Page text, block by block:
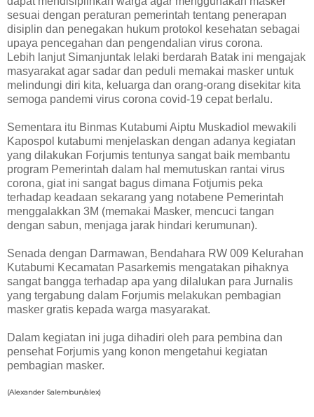
sesuai dengan peraturan pemerintah tentang penerapan
disiplin dan penegakan hukum protokol kesehatan sebagai
upaya pencegahan dan pengendalian virus corona.
Lebih lanjut Simanjuntak lelaki berdarah Batak ini mengajak
masyarakat agar sadar dan peduli memakai masker untuk
melindungi diri kita, keluarga dan orang-orang disekitar kita
semoga pandemi virus corona covid-19 cepat berlalu.
Sementara itu Binmas Kutabumi Aiptu Muskadiol mewakili
Kapospol kutabumi menjelaskan dengan adanya kegiatan
yang dilakukan Forjumis tentunya sangat baik membantu
program Pemerintah dalam hal memutuskan rantai virus
corona, giat ini sangat bagus dimana Fotjumis peka
terhadap keadaan sekarang yang notabene Pemerintah
menggalakkan 3M (memakai Masker, mencuci tangan
dengan sabun, menjaga jarak hindari kerumunan).
Senada dengan Darmawan, Bendahara RW 009 Kelurahan
Kutabumi Kecamatan Pasarkemis mengatakan pihaknya
sangat bangga terhadap apa yang dilalukan para Jurnalis
yang tergabung dalam Forjumis melakukan pembagian
masker gratis kepada warga masyarakat.
Dalam kegiatan ini juga dihadiri oleh para pembina dan
pensehat Forjumis yang konon mengetahui kegiatan
pembagian masker.
(Alexander Salembun/alex)